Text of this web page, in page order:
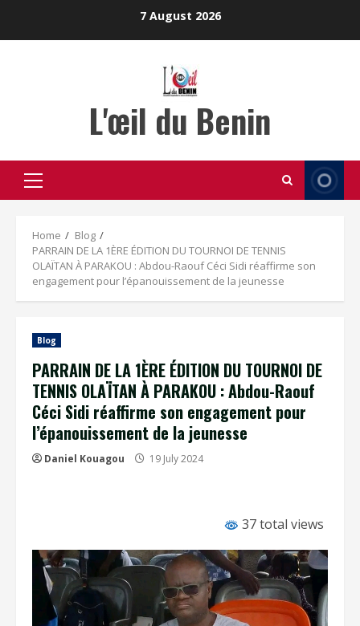
7 August 2026
L'œil du Benin
Primary
Menu
Home
Blog
PARRAIN DE LA 1ÈRE ÉDITION DU TOURNOI DE TENNIS
OLAÏTAN À PARAKOU : Abdou-Raouf Céci Sidi réaffirme son
engagement pour l’épanouissement de la jeunesse
Blog
PARRAIN DE LA 1ÈRE ÉDITION DU TOURNOI DE
TENNIS OLAÏTAN À PARAKOU : Abdou-Raouf
Céci Sidi réaffirme son engagement pour
l’épanouissement de la jeunesse
Daniel Kouagou 19 July 2024
37 total views